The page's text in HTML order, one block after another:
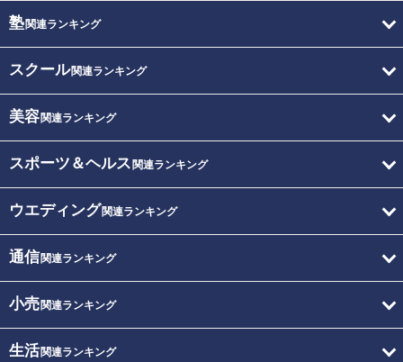
塾関連ランキング
スクール関連ランキング
美容関連ランキング
スポーツ＆ヘルス 関連ランキング
ウエディング関連ランキング
通信関連ランキング
小売関連ランキング
生活関連ランキング